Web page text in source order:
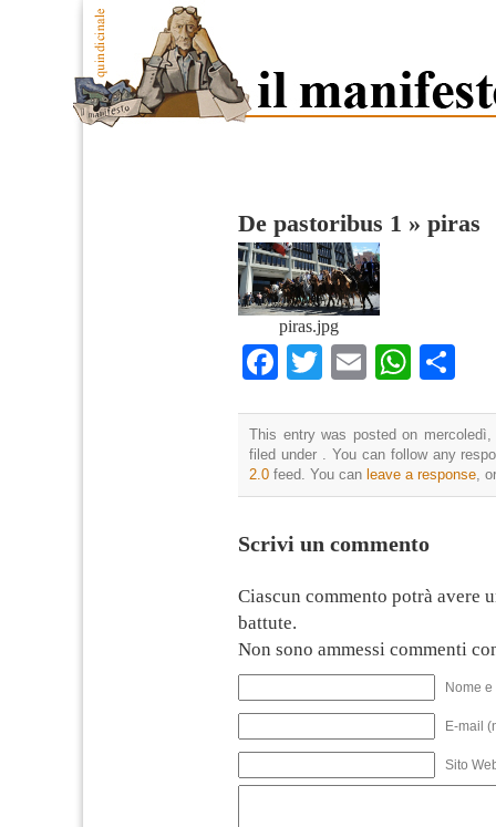
De pastoribus 1 » piras
piras.jpg
Facebook
TwitterEmail
This entry was posted on
filed under . You can follow any
2.0 feed. You can leave a response,
Scrivi un commento
Ciascun commento potrà avere
battute.
Non sono ammessi commenti
Nome
E-mail
Sito